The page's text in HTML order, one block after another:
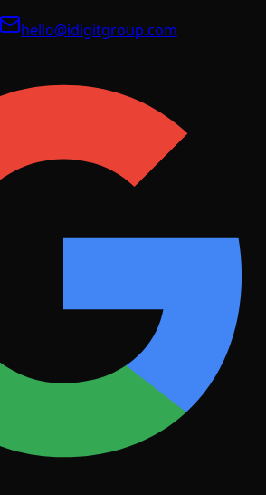
hello@idigitgroup.com